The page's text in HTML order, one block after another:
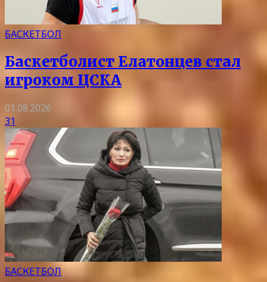
БАСКЕТБОЛ
Баскетболист Елатонцев стал
игроком ЦСКА
01.08.2026
31
БАСКЕТБОЛ